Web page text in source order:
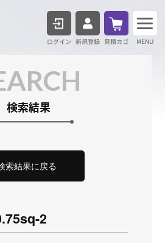
ログイン 見積
検索結果
索結果に戻る
2